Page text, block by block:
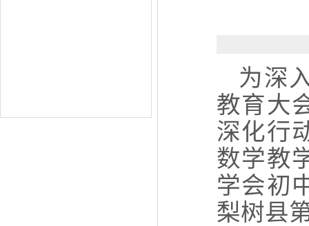
为深
教育大
深化行
数学教
学会初
梨树县